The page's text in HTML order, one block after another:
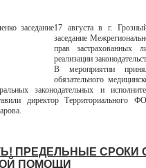
17 августа в г.
заседание
прав застрахованных
реализации
В мероприятии
обязательного
законодательных и
директор
ПРЕДЕЛЬНЫЕ СРОКИ
ПОМОЩИ